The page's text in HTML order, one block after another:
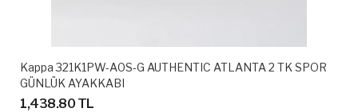
Kappa 321K1PW-A0S-G AUTHENTIC ATLANTA 2 TK SPOR
GÜNLÜK AYAKKABI
1,438.80 TL